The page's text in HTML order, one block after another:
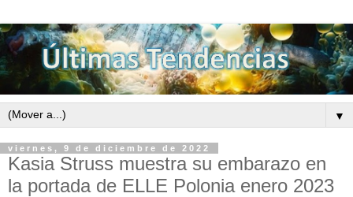
▼
viernes, 9 de diciembre de 2022
Kasia Struss muestra su embarazo en
la portada de ELLE Polonia enero 2023